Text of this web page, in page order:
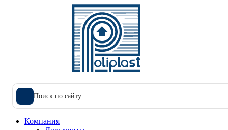
Поиск по сайту
Компания